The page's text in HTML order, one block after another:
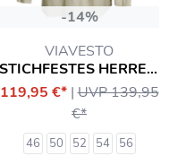
-14%
VIAVESTO
STICHFESTES HERRENHEMD SR. EANES
119,95 €* |UVP 139,95
€*
46 50 52 54 56